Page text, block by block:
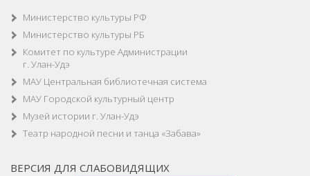
Министерство культуры РФ
Министерство культуры РБ
Комитет по культуре Администрации
г. Улан-Удэ
МАУ Центральная библиотечная система
МАУ Городской культурный центр
Музей истории г. Улан-Удэ
Театр народной песни и танца «Забава»
ВЕРСИЯ ДЛЯ СЛАБОВИДЯЩИХ